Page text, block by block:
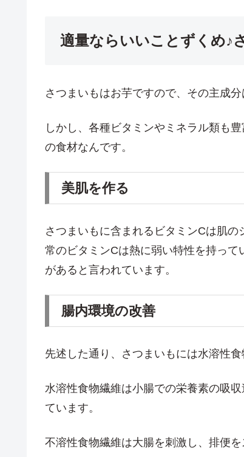
適量ならいいことずくめ♪
さつまいもはお芋ですので、その主成分
しかし、各種ビタミンやミネラル類も
の食材なんです。
美肌を作る
さつまいもに含まれるビタミンCは肌
常のビタミンCは熱に弱い特性を持っ
があると言われています。
腸内環境の改善
先述した通り、さつまいもには水溶性
水溶性食物繊維は小腸での栄養素の吸
ています。
不溶性食物繊維は大腸を刺激し、排便